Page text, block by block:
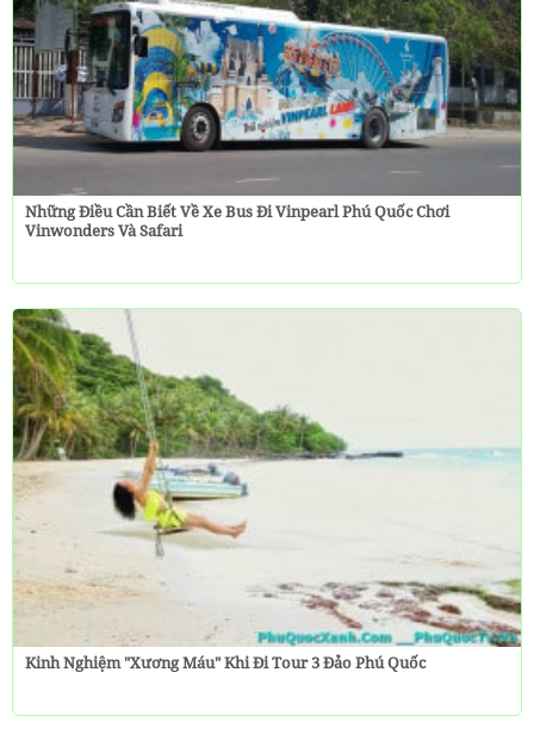
Những Điều Cần Biết Về Xe Bus Đi Vinpearl Phú Quốc Chơi
Vinwonders Và Safari
Kinh Nghiệm "Xương Máu" Khi Đi Tour 3 Đảo Phú Quốc